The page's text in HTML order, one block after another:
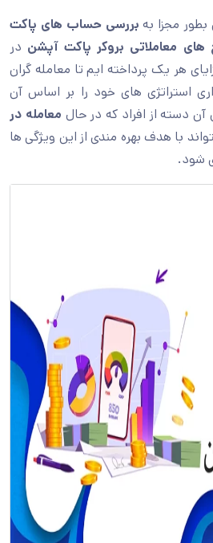
مجزا بهبررسی حساب های پاکت
معاملاتی بروکر پاکت آپشن در
هر یک پرداخته ایم تا معامله گران
استراتژی های خود را بر اساس آن
دسته از افراد که در حال معامله در
با هدف بهره مندی از این ویژگی ها
شود.